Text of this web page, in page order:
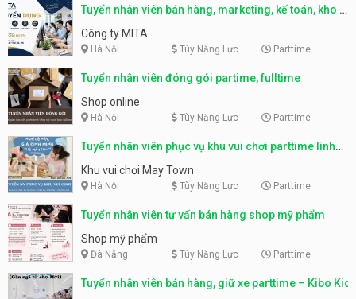
Tuyển nhân viên bán hàng, marketing, kế toán, kho –
parttime, fulltime
Công ty MITA
Hà Nội Tùy Năng Lực Parttime
Tuyển nhân viên đóng gói partime, fulltime
Shop online
Hà Nội Tùy Năng Lực Parttime
Tuyển nhân viên phục vụ khu vui chơi parttime linh
động
Khu vui chơi May Town
Hà Nội Tùy Năng Lực Parttime
Tuyển nhân viên tư vấn bán hàng shop mỹ phẩm
Shop mỹ phẩm
Đà Nẵng Tùy Năng Lực Parttime
Tuyển nhân viên bán hàng, giữ xe parttime – Kibo Kid